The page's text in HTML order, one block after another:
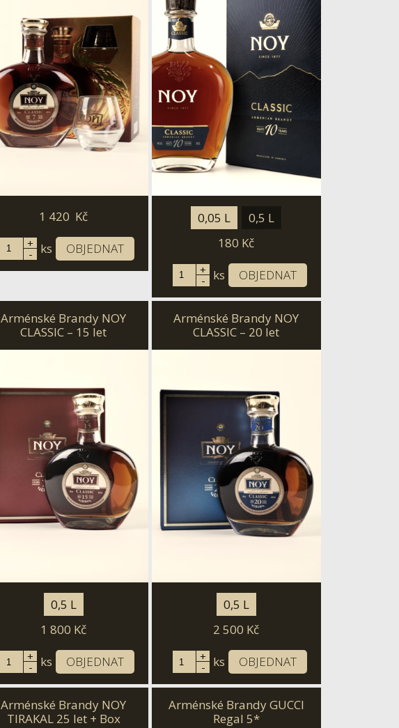
1 420 Kč
+
- ks OBJEDNAT
0,05 L
0,5 L
180 Kč
+
- ks OBJEDNAT
Arménské Brandy NOY
CLASSIC – 15 let
0,5 L
1 800 Kč
+
- ks OBJEDNAT
Arménské Brandy NOY
CLASSIC – 20 let
0,5 L
2 500 Kč
+
- ks OBJEDNAT
Arménské Brandy NOY
TIRAKAL 25 let + Box
Arménské Brandy GUCCI
Regal 5*